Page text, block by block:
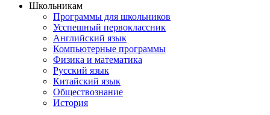
Школьникам
Программы для школьников
Усспешный первоклассник
Английский язык
Компьютерные программы
Физика и математика
Русский язык
Китайский язык
Обществознание
История